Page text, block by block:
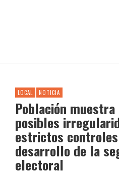
LOCAL NOTICIA
Población
posibles
estrictos
desarrollo de la
electoral